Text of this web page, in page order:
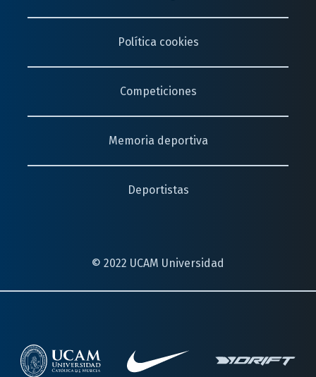
Política cookies
Competiciones
Memoria deportiva
Deportistas
© 2022 UCAM Universidad